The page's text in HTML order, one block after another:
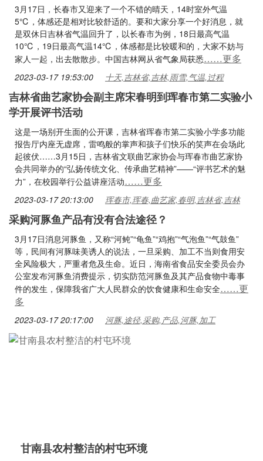
3月17日，长春市又迎来了一个不错的晴天，14时室外气温
5℃，体感还是相对比较舒适的。要和大家分享一个好消息，就
是双休日吉林省气温回升了，以长春市为例，18日最高气温
10℃，19日最高气温14℃，体感都是比较暖和的，大家不妨与
家人一起，出去散散步。中国吉林网从省气象局获悉……更多
2023-03-17 19:53:00 十天,吉林省,吉林,雨雪,气温,过程
吉林省曲艺家协会副主席宋春明到珲春市第二实验小
学开展评书活动
这是一场别开生面的公开课，吉林省珲春市第二实验小学多功能
报告厅内座无虚席，雷鸣般的掌声和孩子们快乐的笑声在会场此
起彼伏……3月15日，吉林省文联曲艺家协会与珲春市曲艺家协
会共同举办的“弘扬传统文化、传承曲艺精神”——“评书艺术的魅
力”，在校园举行公益讲座活动……更多
2023-03-17 20:13:00 珲春市,珲春,曲艺家,春明,吉林省,吉林
采购河豚鱼产品有没有合法途径？
3月17日消息河豚鱼，又称“河鲀”“龟鱼”“鸡抱”“气泡鱼”“气鼓鱼”
等，民间有河豚味美诱人的说法，一旦采购、加工不当则食用安
全风险极大，严重者危及生命。近日，海南省食品安全委员会办
公室发布河豚鱼消费提示，切实防范河豚鱼及其产品食物中毒事
件的发生，保障我省广大人民群众的饮食健康和生命安全……更
多
2023-03-17 20:17:00 河豚,途径,采购,产品,河豚,加工
甘南县农村整洁的村屯环境